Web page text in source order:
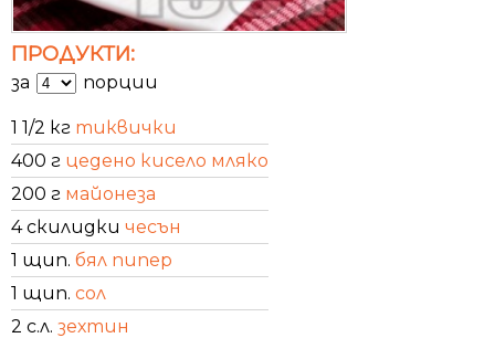
ПРОДУКТИ:
за порции
1 1/2 кг тиквички
400 г цедено кисело мляко
200 г майонеза
4 скилидки чесън
1 щип. бял пипер
1 щип. сол
2 с.л. зехтин